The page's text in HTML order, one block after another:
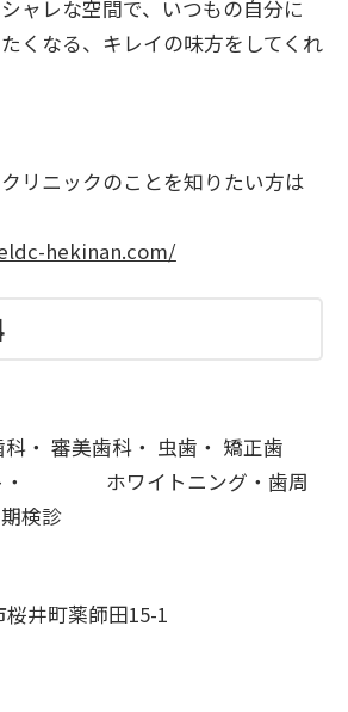
ャレな空間で、いつもの自分に
くなる、キレイの味方をしてくれ
リニックのことを知りたい方は
hekinan.com/
・ 審美歯科・ 虫歯・ 矯正歯
ト・ ​ ホワイトニング・歯周
検診
桜井町薬師田15-1